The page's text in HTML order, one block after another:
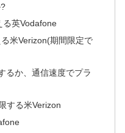
る英Vodafone
米Verizon(期間限定で
るか、通信速度でプラ
する米Verizon